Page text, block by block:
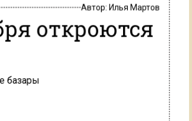
Автор:Илья Мартов
откроются